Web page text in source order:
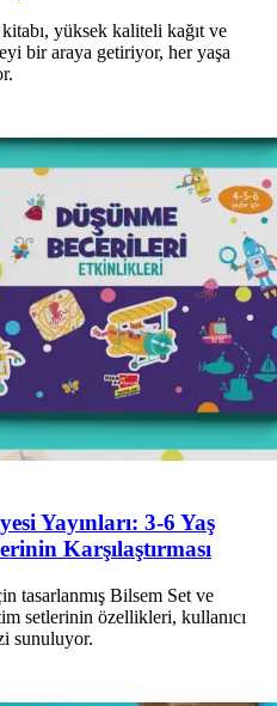
yüksek kaliteli kağıt ve
bir araya getiriyor, her yaşa
Yayınları: 3-6 Yaş
Karşılaştırması
tasarlanmış Bilsem Set ve
setlerinin özellikleri, kullanıcı
sunuluyor.